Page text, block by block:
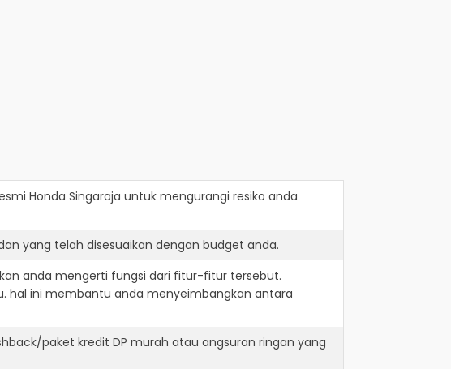
Honda Singaraja untuk mengurangi resiko anda
yang telah disesuaikan dengan budget anda.
anda mengerti fungsi dari fitur-fitur tersebut.
ini membantu anda menyeimbangkan antara
paket kredit DP murah atau angsuran ringan yang